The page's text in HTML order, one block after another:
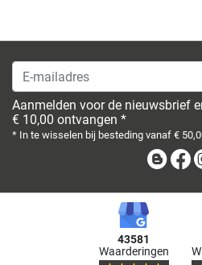
E-mailadres
Aanmelden voor de nieuwsbrief
€ 10,00 ontvangen *
* In te wisselen bij besteding vanaf €
Blog
43581
Waarderingen